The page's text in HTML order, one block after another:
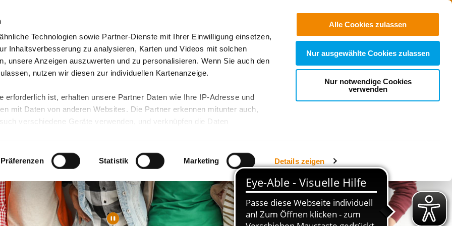
Technologien sowie Partner-Dienste mit Ihrer Einwilligung einsetzen,
Inhaltsverbesserung zu analysieren, Karten und Videos mit solchen
unsere Anzeigen auszuwerten und zu personalisieren. Wenn Sie auch den
nutzen wir diesen zur individuellen Kartenanzeige.
erforderlich ist, erhalten unsere Partner Daten wie Ihre IP-Adresse und
mit Daten von anderen Websites. Die Partner erkennen mitunter auch,
verschiedene Geräte verwenden, und verknüpfen die Daten
Daten führen kann.
unserenDatenschutzhinweisenund in unsererCookie-Übersicht
. Wenn
Funktionen für diese Zwecke aktiviert sind, müssen Sie alle Cookie-
mittels nachfolgender Buttons über Ihre Einwilligung für diese
erteilte Einwilligung stets für die Zukunft widerrufen. Bitte beachten Sie:
Präferenzen Statistik Marketing Details zeigen
Alle Cookies zulassen
Nur ausgewählte Cookies zulassen
Nur notwendige Cookies
verwenden
Suchen
& Angebote Presse & Themen Jobs & Karriere Spenden
Jobs